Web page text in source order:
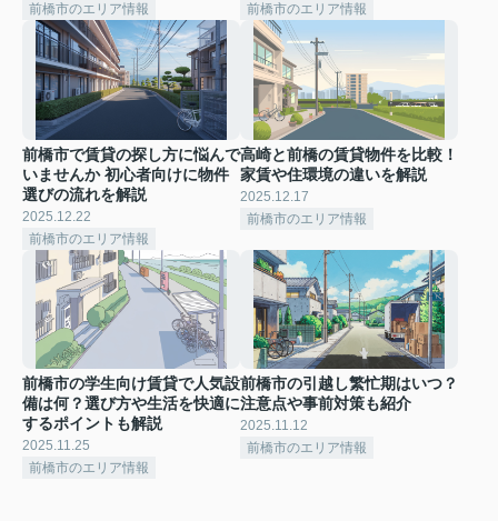
前橋市のエリア情報
前橋市のエリア情報
前橋市で賃貸の探し方に悩んで
いませんか 初心者向けに物件
選びの流れを解説
2025.12.22
前橋市のエリア情報
高崎と前橋の賃貸物件を比較！
家賃や住環境の違いを解説
2025.12.17
前橋市のエリア情報
前橋市の学生向け賃貸で人気設
備は何？選び方や生活を快適に
するポイントも解説
2025.11.25
前橋市のエリア情報
前橋市の引越し繁忙期はいつ？
注意点や事前対策も紹介
2025.11.12
前橋市のエリア情報